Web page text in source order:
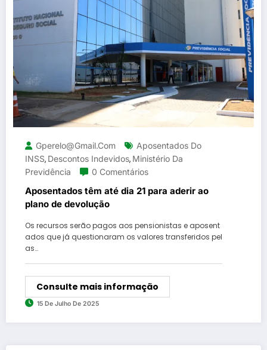
Gperelo@gmail.com
Aposentados Do
INSS, Descontos Indevidos, Ministério Da
Previdência
0 Comentários
Aposentados têm até dia 21 para aderir ao
plano de devolução
Os recursos serão pagos aos pensionistas e aposent
ados que já questionaram os valores transferidos pel
as…
Consulte mais informação
15 De Julho De 2025